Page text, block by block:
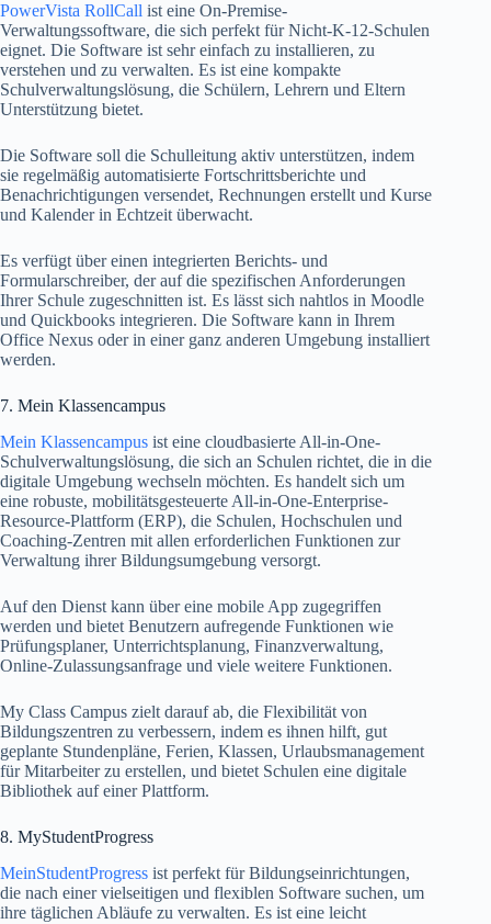
PowerVista RollCall ist eine On-Premise-
Verwaltungssoftware, die sich perfekt für Nicht-K-12-Schulen
eignet. Die Software ist sehr einfach zu installieren, zu
verstehen und zu verwalten. Es ist eine kompakte
Schulverwaltungslösung, die Schülern, Lehrern und Eltern
Unterstützung bietet.
Die Software soll die Schulleitung aktiv unterstützen, indem
sie regelmäßig automatisierte Fortschrittsberichte und
Benachrichtigungen versendet, Rechnungen erstellt und Kurse
und Kalender in Echtzeit überwacht.
Es verfügt über einen integrierten Berichts- und
Formularschreiber, der auf die spezifischen Anforderungen
Ihrer Schule zugeschnitten ist. Es lässt sich nahtlos in Moodle
und Quickbooks integrieren. Die Software kann in Ihrem
Office Nexus oder in einer ganz anderen Umgebung installiert
werden.
7. Mein Klassencampus
Mein Klassencampus ist eine cloudbasierte All-in-One-
Schulverwaltungslösung, die sich an Schulen richtet, die in die
digitale Umgebung wechseln möchten. Es handelt sich um
eine robuste, mobilitätsgesteuerte All-in-One-Enterprise-
Resource-Plattform (ERP), die Schulen, Hochschulen und
Coaching-Zentren mit allen erforderlichen Funktionen zur
Verwaltung ihrer Bildungsumgebung versorgt.
Auf den Dienst kann über eine mobile App zugegriffen
werden und bietet Benutzern aufregende Funktionen wie
Prüfungsplaner, Unterrichtsplanung, Finanzverwaltung,
Online-Zulassungsanfrage und viele weitere Funktionen.
My Class Campus zielt darauf ab, die Flexibilität von
Bildungszentren zu verbessern, indem es ihnen hilft, gut
geplante Stundenpläne, Ferien, Klassen, Urlaubsmanagement
für Mitarbeiter zu erstellen, und bietet Schulen eine digitale
Bibliothek auf einer Plattform.
8. MyStudentProgress
MeinStudentProgress ist perfekt für Bildungseinrichtungen,
die nach einer vielseitigen und flexiblen Software suchen, um
ihre täglichen Abläufe zu verwalten. Es ist eine leicht